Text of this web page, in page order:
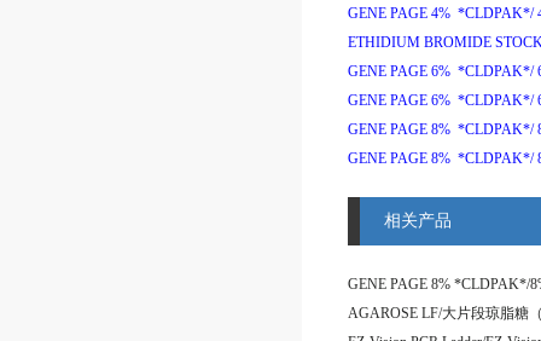
GENE PAGE 4% *CLDPAK*/
ETHIDIUM BROMIDE
GENE PAGE 6% *CLDPAK*/
GENE PAGE 6% *CLDPAK*/
GENE PAGE 8% *CLDPAK*/
GENE PAGE 8% *CLDPAK*/
相关产品